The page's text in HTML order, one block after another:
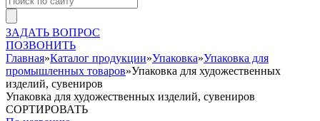
ЗАДАТЬ ВОПРОС
ПОЗВОНИТЬ
Главная»Каталог продукции»Упаковка»Упаковка для
промышленных товаров»Упаковка для художественных
изделий, сувениров
Упаковка для художественных изделий, сувениров
СОРТИРОВАТЬ